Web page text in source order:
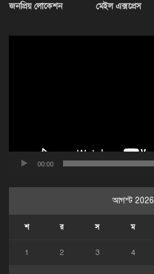
জনপ্রিয় লোকেশন
মেইল এক্সপ্রেস
00:00
আগস্ট 2026
শ র স ম
1 2 3 4